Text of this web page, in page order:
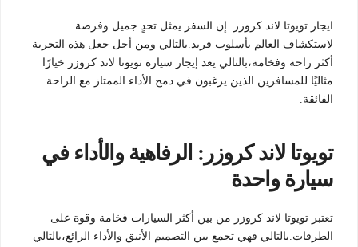
ايجار تويوتا لاند كروزر إن السفر يمثل تحدٍ جميل وفرصة
لاستكشاف العالم بأسلوب فريد.بالتالي ومن أجل جعل هذه التجربة
أكثر راحة وفخامة،بالتالي يعد إيجار سيارة تويوتا لاند كروزر خيارًا
مثاليًا للمسافرين الذين يرغبون في دمج الأداء الممتاز مع الراحة
الفائقة.
تويوتا لاند كروزر: الرفاهية والأداء في
سيارة واحدة
تعتبر تويوتا لاند كروزر من بين أكثر السيارات فخامة وقوة على
الطرقات.بالتالي فهي تجمع بين التصميم الأنيق والأداء الرائع،بالتالي